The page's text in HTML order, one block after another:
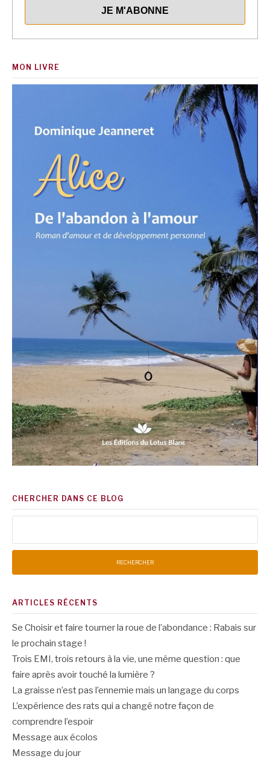
MON LIVRE
CHERCHER DANS CE BLOG
ARTICLES RÉCENTS
Se Choisir et faire tourner la roue de l’abondance : Rabais sur
le prochain stage !
Trois EMI, trois retours à la vie, une même question : que
faire après avoir touché la lumière ?
La graisse n’est pas l’ennemie mais un langage du corps
L’expérience des rats qui a changé notre façon de
comprendre l’espoir
Message aux écolos
Message du jour